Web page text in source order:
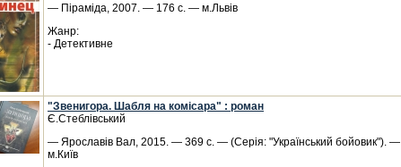
— Піраміда, 2007. — 176 с. — м.Львів
Жанр:
- Детективне
"Звенигора. Шабля на комісара" : роман
Є.Стеблівський
— Ярославів Вал, 2015. — 369 с. — (Серія: "Український бойовик"). —
м.Київ